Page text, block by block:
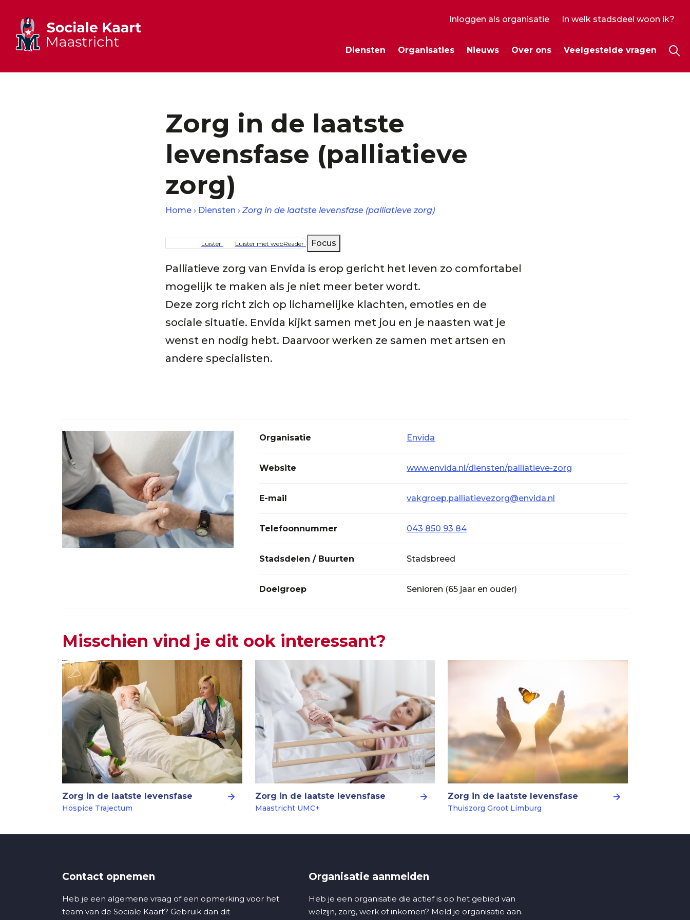
Secundair
Inloggen als organisatie In welk stadsdeel woon ik?
Diensten Organisaties Nieuws Over ons Veelgestelde vragen
Zorg in de laatste
levensfase (palliatieve
zorg)
Kruimelpad
Home Diensten Zorg in de laatste levensfase (palliatieve zorg)
Luister Luister met webReader Focus
Palliatieve zorg van Envida is erop gericht het leven zo comfortabel
mogelijk te maken als je niet meer beter wordt.
Deze zorg richt zich op lichamelijke klachten, emoties en de
sociale situatie. Envida kijkt samen met jou en je naasten wat je
wenst en nodig hebt. Daarvoor werken ze samen met artsen en
andere specialisten.
Organisatie Envida
Website www.envida.nl/diensten/palliatieve-zorg
E-mail vakgroep.palliatievezorg@envida.nl
Telefoonnummer 043 850 93 84
Stadsdelen / Buurten Stadsbreed
Doelgroep Senioren (65 jaar en ouder)
Misschien vind je dit ook interessant?
Zorg in de laatste levensfase
Hospice Trajectum
Zorg in de laatste levensfase
Maastricht UMC+
Zorg in de laatste levensfase
Thuiszorg Groot Limburg
Contact opnemen
Heb je een algemene vraag of een opmerking voor het
team van de Sociale Kaart? Gebruik dan dit
Organisatie aanmelden
Heb je een organisatie die actief is op het gebied van
welzijn, zorg, werk of inkomen? Meld je organisatie aan.